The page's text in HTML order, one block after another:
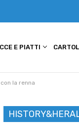
E PIATTI
la renna